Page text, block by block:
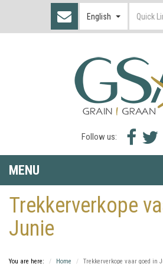
English Quick
Follow us:
MENU
Trekkerverkope
Junie
You are here: Home Trekkerverkope vaar goed in